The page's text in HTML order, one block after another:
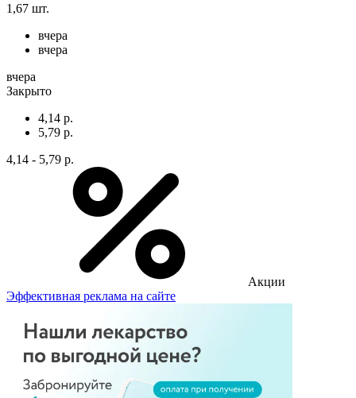
1,67 шт.
вчера
вчера
вчера
Закрыто
4,14 р.
5,79 р.
4,14 - 5,79 р.
Акции
Эффективная реклама на сайте